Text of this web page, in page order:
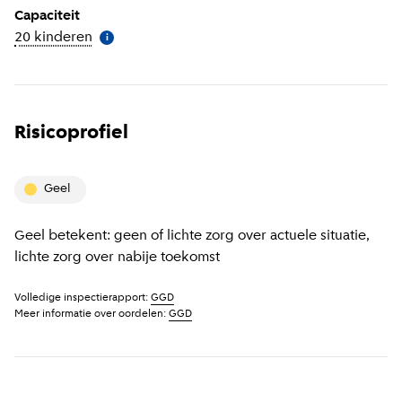
Capaciteit
20 kinderen Meer informatie
i
Risicoprofiel
geel
Geel betekent: geen of lichte zorg over actuele situatie,
lichte zorg over nabije toekomst
Volledige inspectierapport: GGD
Meer informatie over oordelen: GGD